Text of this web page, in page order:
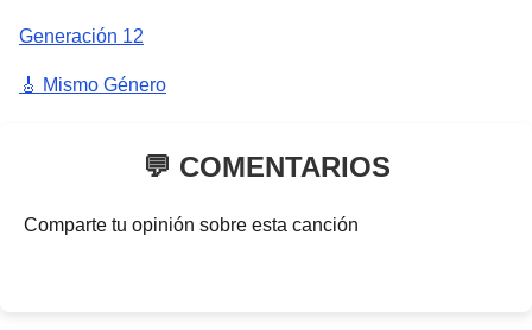
Generación 12
🎸 Mismo Género
💬 COMENTARIOS
Comparte tu opinión sobre esta canción